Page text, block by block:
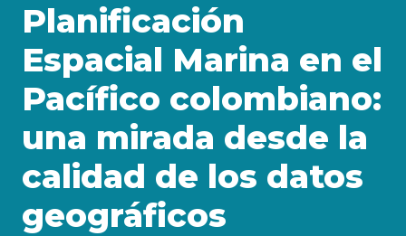
Planificación
Espacial Marina en el
Pacífico colombiano:
una mirada desde la
calidad de los datos
geográficos